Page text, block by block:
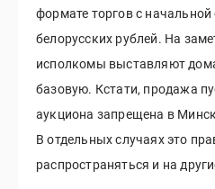
формате торгов с
белорусских рублей. На
исполкомы выставляют
базовую. Кстати, продажа
аукциона запрещена в
В отдельных случаях это
распространяться и на